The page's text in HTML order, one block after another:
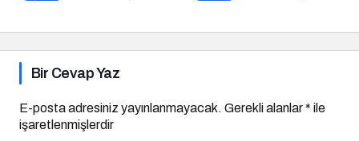
Bir Cevap Yaz
E-posta adresiniz yayınlanmayacak. Gerekli alanlar* ile
işaretlenmişlerdir